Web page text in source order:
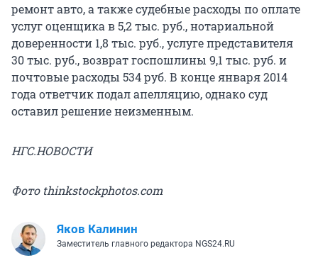
ремонт авто, а также судебные расходы по оплате
услуг оценщика в 5,2 тыс. руб., нотариальной
доверенности 1,8 тыс. руб., услуге представителя
30 тыс. руб., возврат госпошлины 9,1 тыс. руб. и
почтовые расходы 534 руб. В конце января 2014
года ответчик подал апелляцию, однако суд
оставил решение неизменным.
НГС.НОВОСТИ
Фото thinkstockphotos.com
Яков Калинин
Заместитель главного редактора NGS24.RU